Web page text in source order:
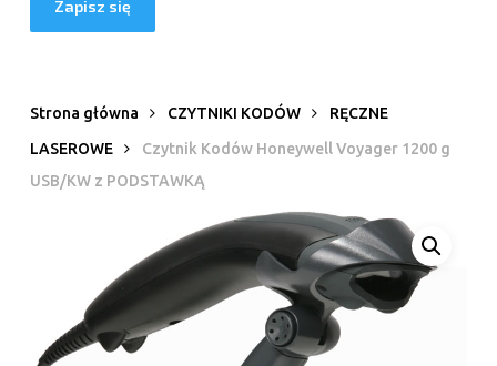
Strona główna CZYTNIKI KODÓW
RĘCZNE
LASEROWE
Czytnik Kodów Honeywell Voyager 1200 g
USB/KW z PODSTAWKĄ